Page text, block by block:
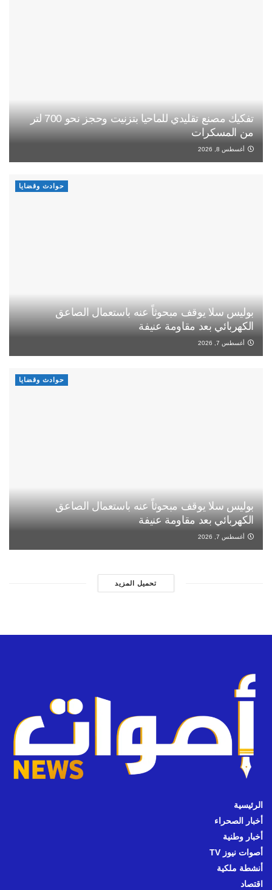
تفكيك مصنع تقليدي للماحيا بتزنيت وحجز نحو 700 لتر
من المسكرات
أغسطس 8, 2026
حوادث وقضايا
بوليس سلا يوقف مبحوثاً عنه باستعمال الصاعق
الكهربائي بعد مقاومة عنيفة
أغسطس 7, 2026
حوادث وقضايا
بوليس سلا يوقف مبحوثاً عنه باستعمال الصاعق
الكهربائي بعد مقاومة عنيفة
أغسطس 7, 2026
تحميل المزيد
الرئيسية
أخبار الصحراء
أخبار وطنية
أصوات نيوز TV
أنشطة ملكية
اقتصاد